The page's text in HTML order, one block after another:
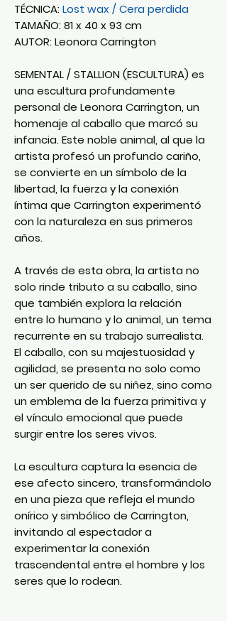
TÉCNICA:Lost wax / Cera perdida
TAMAÑO: 81 x 40 x 93 cm
AUTOR: Leonora Carrington
SEMENTAL / STALLION (ESCULTURA) es
una escultura profundamente
personal de Leonora Carrington, un
homenaje al caballo que marcó su
infancia. Este noble animal, al que la
artista profesó un profundo cariño,
se convierte en un símbolo de la
libertad, la fuerza y la conexión
íntima que Carrington experimentó
con la naturaleza en sus primeros
años.
A través de esta obra, la artista no
solo rinde tributo a su caballo, sino
que también explora la relación
entre lo humano y lo animal, un tema
recurrente en su trabajo surrealista.
El caballo, con su majestuosidad y
agilidad, se presenta no solo como
un ser querido de su niñez, sino como
un emblema de la fuerza primitiva y
el vínculo emocional que puede
surgir entre los seres vivos.
La escultura captura la esencia de
ese afecto sincero, transformándolo
en una pieza que refleja el mundo
onírico y simbólico de Carrington,
invitando al espectador a
experimentar la conexión
trascendental entre el hombre y los
seres que lo rodean.